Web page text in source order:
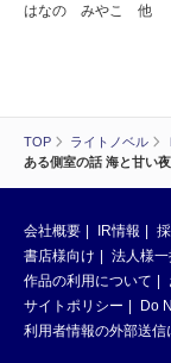
TOP ライトノベル
ある側室の話 海と甘い夜
はなの みやこ 他
会社概要 IR情報
書店様向け
法人様一
作品の利用について
サイトポリシー
Do
利用者情報の外部送信